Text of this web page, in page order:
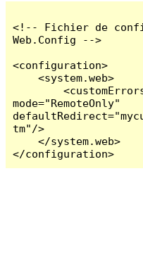
<!-- Fichier de
Web.Config -->
<configuration>
    <system.web>
        <customErrors
mode="RemoteOnly"
tm"/>
    </system.web>
</configuration>